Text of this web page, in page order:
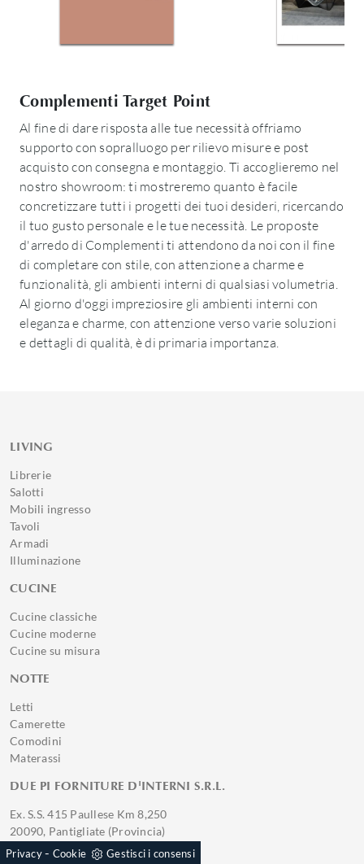
Complementi Target Point
Al fine di dare risposta alle tue necessità offriamo
supporto con sopralluogo per rilievo misure e post
acquisto con consegna e montaggio. Ti accoglieremo nel
nostro showroom: ti mostreremo quanto è facile
concretizzare tutti i progetti dei tuoi desideri, ricercando
il tuo gusto personale e le tue necessità. Le proposte
d'arredo di Complementi ti attendono da noi con il fine
di completare con stile, con attenzione a charme e
funzionalità, gli ambienti interni di qualsiasi volumetria.
Al giorno d'oggi impreziosire gli ambienti interni con
eleganza e charme, con attenzione verso varie soluzioni
e dettagli di qualità, è di primaria importanza.
LIVING
Librerie
Salotti
Mobili ingresso
Tavoli
Armadi
Illuminazione
CUCINE
Cucine classiche
Cucine moderne
Cucine su misura
NOTTE
Letti
Camerette
Comodini
Materassi
DUE PI FORNITURE D'INTERNI S.R.L.
Ex. S.S. 415 Paullese Km 8,250
20090, Pantigliate (Provincia)
Tel: 02.9067453
Privacy- Cookie Gestisci i consensi